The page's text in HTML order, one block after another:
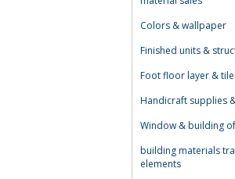
Colors & wallpaper
Finished units &
Foot floor layer &
Handicraft supplies
Window & building
building materials
elements